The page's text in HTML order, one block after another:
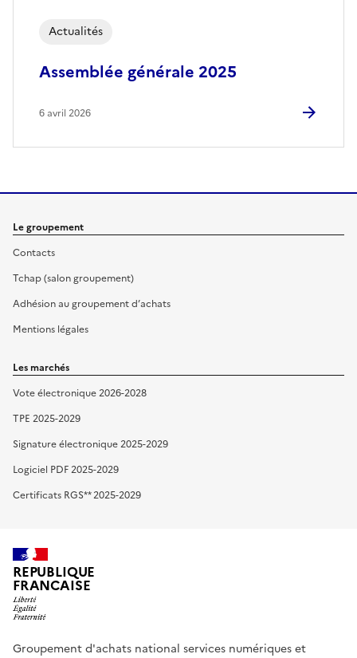
Assemblée générale 2025
Actualités
6 avril 2026
Le groupement
Contacts
Tchap (salon groupement)
Adhésion au groupement d’achats
Mentions légales
Les marchés
Vote électronique 2026-2028
TPE 2025-2029
Signature électronique 2025-2029
Logiciel PDF 2025-2029
Certificats RGS** 2025-2029
REPUBLIQUE
FRANCAISE
Groupement d'achats national services numériques et